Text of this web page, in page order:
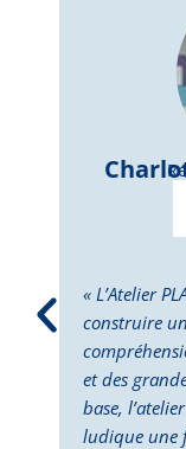
« L’Atelier
construire
et des
base,
ludique une